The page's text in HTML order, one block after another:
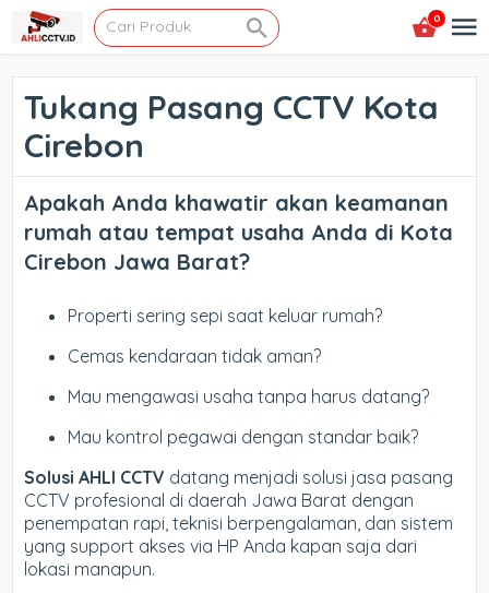
0
Tukang Pasang CCTV Kota
Cirebon
Apakah Anda khawatir akan keamanan
rumah atau tempat usaha Anda di Kota
Cirebon Jawa Barat?
Properti sering sepi saat keluar rumah?
Cemas kendaraan tidak aman?
Mau mengawasi usaha tanpa harus datang?
Mau kontrol pegawai dengan standar baik?
Solusi AHLI CCTV datang menjadi solusi jasa pasang
CCTV profesional di daerah Jawa Barat dengan
penempatan rapi, teknisi berpengalaman, dan sistem
yang support akses via HP Anda kapan saja dari
lokasi manapun.